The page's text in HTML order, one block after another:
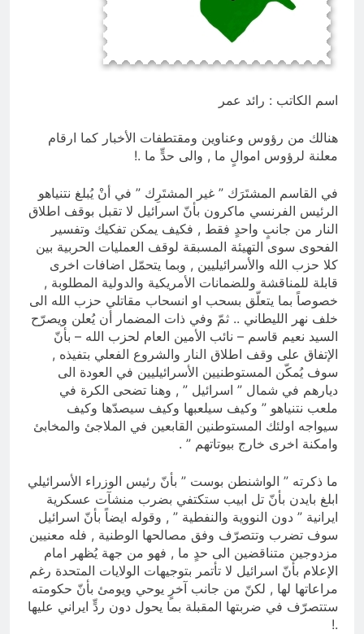
بالعراق (جر الشيعة..لحرب مع سوريا
الجولاني) و(قصف السعودية) و(استهداف
الامريكان..والتهديد باجتياح الكويت)
8 ساعات Ago
ماذا لو..تحليل حالة البنية الأسلامية
بأستبعاد العترة النبوية الطاهرة من
المشهد الأسلامي..!!
8 ساعات Ago
اسم الكاتب : رائد عمر
هنالك من رؤوس وعناوين ومقتطفات الأخبار كما ارقام
معلنة لرؤوس اموالٍ ما , والى حدٍّ ما .!
في القاسم المشتَرَك ” غير المشتَرِك ” في أنْ يُبلغ نتنياهو
الرئيس الفرنسي ماكرون بأنّ اسرائيل لا تقبل بوقف اطلاق
النار من جانبٍ واحدٍ فقط , فكيف يمكن تفكيك وتفسير
الفحوى سوى التهيئة المسبقة لوقف العمليات الحربية بين
كلا حزب الله والأسرائيليين , وبما يتحمّل اضافات اخرى
قابلة للمناقشة وللضمانات الأمريكية والدولية المطلوبة ,
خصوصاً بما يتعلّق بسحب او انسحاب مقاتلي حزب الله الى
خلف نهر الليطاني .. ثمّ وفي ذات المضمار أن يُعلن ويصرّح
السيد نعيم قاسم – نائب الأمين العام لحزب الله – بأنّ
الإتفاق على وقف اطلاق النار والشروع الفعلي بتفيذه ,
سوف يُمكّن المستوطنيين الأسرائيليين في العودة الى
ديارهم في شمال ” اسرائيل ” , وهنا تضحى الكرة في
ملعب نتنياهو ” وكيف سيلعبها وكيف سيصدّها وكيف
سيواجه اولئك المستوطنين القابعين في الملاجئ والمخابئ
وامكنة اخرى خارج بيوتاتهم ” .
ما ذكرته ” الواشنطن بوست ” بأنّ رئيس الوزراء الأسرائيلي
ابلغ بايدن بأنّ تل ابيب ستكتفي بضرب منشآت عسكرية
ايرانية ” دون النووية والنفطية ” , وقوله ايضاً بأنّ اسرائيل
سوف تضرب وتتصرّف وفق مصالحها الوطنية , فله معنيين
مزدوجين متناقضين الى حدٍ ما , فهو من جهة يُظهر امام
الإعلام بأنّ اسرائيل لا تأتمر بتوجيهات الولايات المتحدة رغم
مراعاتها لها , لكنّ من جانب آخرٍ يوحي ويومئ بأنّ حكومته
ستتصرّف في ضربتها المقبلة بما يحول دون ردٍّ ايراني عليها
.!